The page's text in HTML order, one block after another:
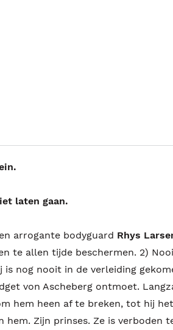
laten gaan.
arrogante bodyguard Rhys
te allen tijde beschermen. 2)
is nog nooit in de verleiding
von Ascheberg ontmoet.
hem heen af te breken, tot hij
hem. Zijn prinses. Ze is verboden